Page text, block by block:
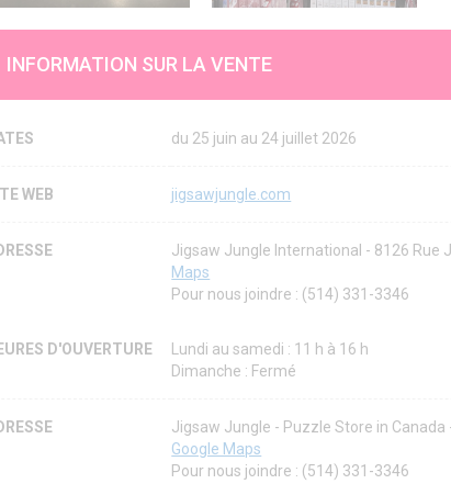
INFORMATION SUR LA VENTE
du 25 juin au 24 juillet 2026
WEB jigsawjungle.com
Jigsaw Jungle International - 8126 Rue
Maps
Pour nous joindre : (514) 331-3346
D'OUVERTURE
Lundi au samedi : 11 h à 16 h
Dimanche : Fermé
Jigsaw Jungle - Puzzle Store in Canada
Google Maps
Pour nous joindre : (514) 331-3346